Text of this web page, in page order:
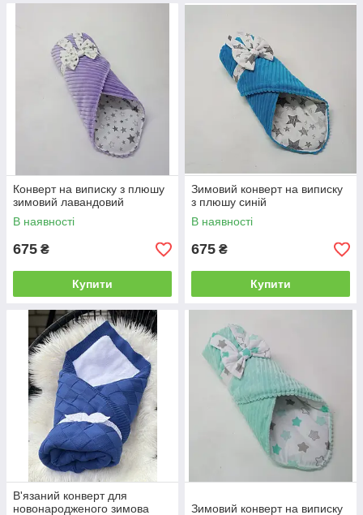
Конверт на виписку з плюшу
зимовий лавандовий
В наявності
675 ₴
Купити
Зимовий конверт на виписку
з плюшу синій
В наявності
675 ₴
Купити
В'язаний конверт для
новонародженого зимова
Зимовий конверт на виписку